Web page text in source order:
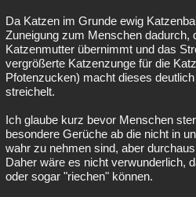
Da Katzen im Grunde ewig
Zuneigung zum Menschen dadurch,
Katzenmutter übernimmt und das
vergrößerte Katzenzunge für die
Pfotenzucken) macht dieses
streichelt.
Ich glaube kurz bevor Menschen
besondere Gerüche ab die nicht in
wahr zu nehmen sind, aber
Daher wäre es nicht verwunderlich,
oder sogar "riechen" können.